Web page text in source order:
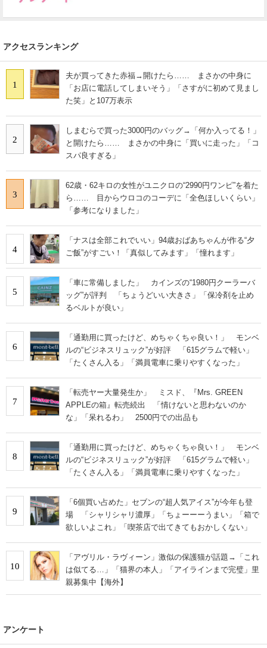
アクセスランキング
1
夫が買ってきた赤福→開けたら…… まさかの中身に
「お店に電話してしまいそう」「さすがに初めて見まし
た笑」と107万表示
2
しまむらで買った3000円のバッグ→「何か入ってる！」
と開けたら…… まさかの中身に「買いに走った」「コ
スパ良すぎる」
3
62歳・62キロの女性がユニクロの“2990円ワンピ”を着た
ら…… 目からウロコのコーデに「全色ほしいくらい」
「参考になりました」
4
「ナスは全部これでいい」94歳おばあちゃんが作る“夕
ご飯”がすごい！「真似してみます」「憧れます」
5
「車に常備しました」 カインズの“1980円クーラーバ
ッグ”が評判 「ちょうどいい大きさ」「保冷剤を止め
るベルトが良い」
6
「通勤用に買ったけど、めちゃくちゃ良い！」 モンベ
ルの“ビジネスリュック”が好評 「615グラムで軽い」
「たくさん入る」「満員電車に乗りやすくなった」
7
「転売ヤー大量発生か」 ミスド、『Mrs. GREEN
APPLEの箱』転売続出 「情けないと思わないのか
な」「呆れるわ」 2500円での出品も
8
「通勤用に買ったけど、めちゃくちゃ良い！」 モンベ
ルの“ビジネスリュック”が好評 「615グラムで軽い」
「たくさん入る」「満員電車に乗りやすくなった」
9
「6個買い占めた」セブンの“超人気アイス”が今年も登
場 「シャリシャリ濃厚」「ちょーーーうまい」「箱で
欲しいよこれ」「喫茶店で出てきてもおかしくない」
10
「アヴリル・ラヴィーン」激似の保護猫が話題→「これ
は似てる…」「猫界の本人」「アイラインまで完璧」里
親募集中【海外】
アンケート